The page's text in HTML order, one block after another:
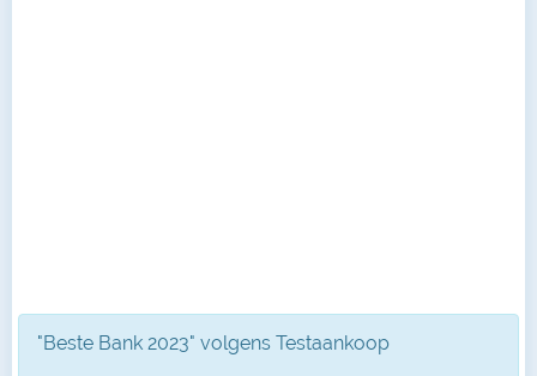
"Beste Bank 2023" volgens Testaankoop